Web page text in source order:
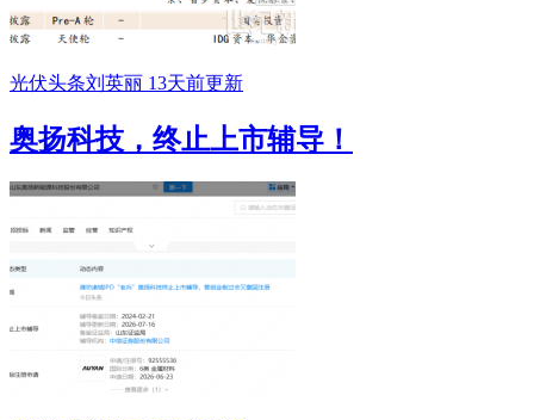
光伏头条刘英丽 13天前更新
奥扬科技，终止上市辅导！